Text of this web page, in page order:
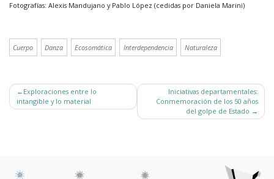
Fotografías: Alexis Mandujano y Pablo López (cedidas por Daniela Marini)
Cuerpo Danza Ecosomática Interdependencia Naturaleza
Navegación
de
entradas
Exploraciones entre lo
intangible y lo material
Iniciativas departamentales:
Conmemoración de los 50 años
del golpe de Estado